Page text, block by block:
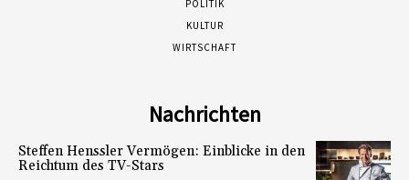
POLITIK
KULTUR
WIRTSCHAFT
Nachrichten
Steffen Henssler Vermögen: Einblicke in den
Reichtum des TV-Stars